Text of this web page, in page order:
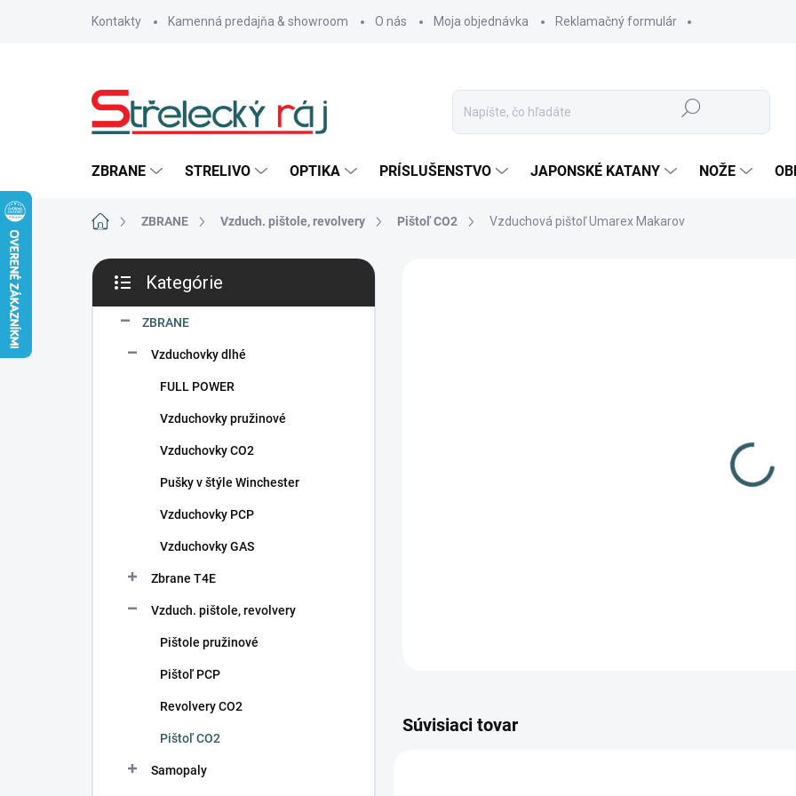
Kontakty Kamenná predajňa & showroom O nás Moja objednávka Reklamačný formulár
Hľadať
ZBRANE STRELIVO OPTIKA PRÍSLUŠENSTVO JAPONSKÉ KATANY NOŽE
DomovZBRANE Vzduch. pištole, revolvery Pištoľ CO2 Vzduchová pištoľ Umarex Makarov
B
č
kategórie
Kategórie
ZBRANE
Vzduchovky dlhé
FULL POWER
Vzduchovky pružinové
Vzduchovky CO2
Pušky v štýle Winchester
Vzduchovky PCP
Vzduchovky GAS
Zbrane T4E
Vzduch. pištole, revolvery
Pištole pružinové
Pištoľ PCP
Revolvery CO2
Pištoľ CO2
Samopaly
Súvisiaci tovar